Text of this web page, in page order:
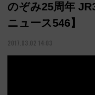
のぞみ25周年
ニュース546】
2017.03.02 14:03